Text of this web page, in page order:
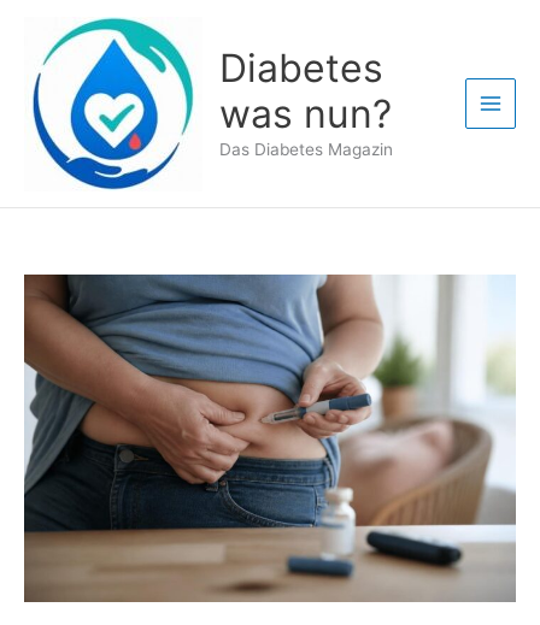
springen
Diabetes
was nun?
Das Diabetes Magazin